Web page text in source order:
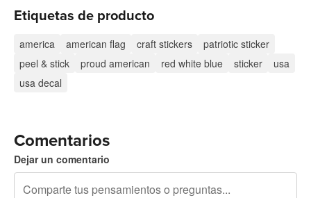
Etiquetas de producto
america american flag craft stickers
patriotic sticker
peel & stick
proud american red white blue sticker
usa
usa decal
Comentarios
Dejar un comentario